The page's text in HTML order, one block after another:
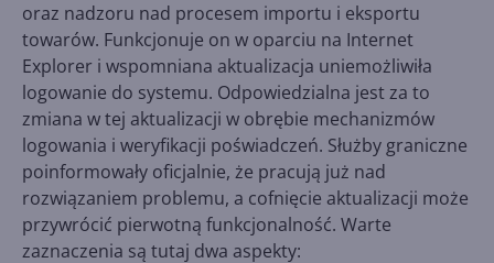
oraz nadzoru nad procesem importu i eksportu
towarów. Funkcjonuje on w oparciu na Internet
Explorer i wspomniana aktualizacja uniemożliwiła
logowanie do systemu. Odpowiedzialna jest za to
zmiana w tej aktualizacji w obrębie mechanizmów
logowania i weryfikacji poświadczeń. Służby graniczne
poinformowały oficjalnie, że pracują już nad
rozwiązaniem problemu, a cofnięcie aktualizacji może
przywrócić pierwotną funkcjonalność. Warte
zaznaczenia są tutaj dwa aspekty: